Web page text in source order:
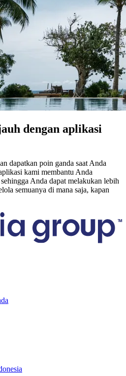
dengan aplikasi
dapatkan poin ganda saat Anda
kami membantu Anda
Anda dapat melakukan lebih
semuanya di mana saja, kapan